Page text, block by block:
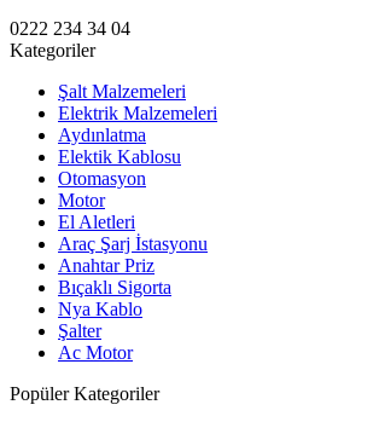
0222 234 34 04
Kategoriler
Şalt Malzemeleri
Elektrik Malzemeleri
Aydınlatma
Elektik Kablosu
Otomasyon
Motor
El Aletleri
Araç Şarj İstasyonu
Anahtar Priz
Bıçaklı Sigorta
Nya Kablo
Şalter
Ac Motor
Popüler Kategoriler